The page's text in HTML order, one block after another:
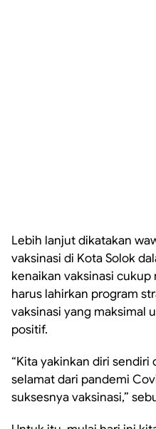
Lebih lanjut dikatakan
vaksinasi di Kota Solok
kenaikan vaksinasi
harus lahirkan program
vaksinasi yang maksimal
positif.
“Kita yakinkan diri sendiri
selamat dari pandemi
suksesnya vaksinasi,”